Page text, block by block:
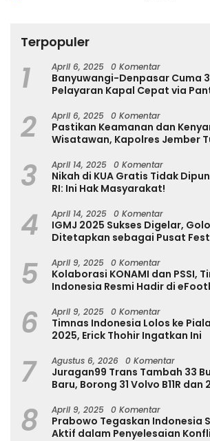
Terpopuler
1 April 6, 2025 0 Komentar
Banyuwangi-Denpasar Cuma
Pelayaran Kapal Cepat via
2 April 6, 2025 0 Komentar
Pastikan Keamanan dan
Wisatawan, Kapolres Jember
3 April 14, 2025 0 Komentar
Nikah di KUA Gratis Tidak
RI: Ini Hak Masyarakat!
4 April 14, 2025 0 Komentar
IGMJ 2025 Sukses Digelar,
Ditetapkan sebagai Pusat
5 April 9, 2025 0 Komentar
Kolaborasi KONAMI dan PSSI,
Indonesia Resmi Hadir di
6 April 9, 2025 0 Komentar
Timnas Indonesia Lolos ke
2025, Erick Thohir Ingatkan Ini
7 Agustus 6, 2026 0 Komentar
Juragan99 Trans Tambah 33
Baru, Borong 31 Volvo B11R dan
8 April 9, 2025 0 Komentar
Prabowo Tegaskan Indonesia
Aktif dalam Penyelesaian